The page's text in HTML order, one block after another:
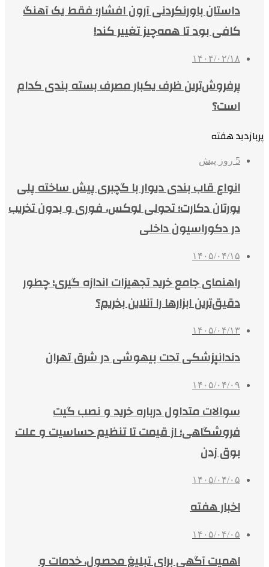
داستان باورنکردنی آرون افشار؛ فقط یک آهنگ
کافی بود تا همه‌چیز تغییر کند!
۱۴۰۴/۰۲/۱۸
پرفروش‌ترین ظرف یکبار مصرف بسته بندی کدام
است؟
پربازدید هفته
5 روز پیش
انواع قاب بندی دیوار با گچبری پیش ساخته پلی
یورتان دکارت؛ تحولی لوکس، فوری و بدون تخریب
در دکوراسیون داخلی
۱۴۰۵/۰۴/۱۵
راهنمای جامع خرید تجهیزات اندازه گیری؛ چطور
دقیق‌ترین ابزارها را آنلاین بخریم؟
۱۴۰۵/۰۴/۱۳
دندانپزشکی تحت بیهوشی در شرق تهران
۱۴۰۵/۰۴/۰۹
سوالات متداول درباره خرید و نصب گیت
فروشگاهی؛ از قیمت تا تنظیم حساسیت و علت
بوق زدن
۱۴۰۵/۰۴/۰۵
اخبار هفته
۱۴۰۵/۰۴/۰۵
اهمیت آگهی برای تبلیغ محصول، خدمات و